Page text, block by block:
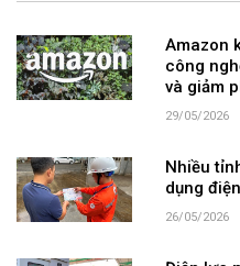
Amazon
công
và giảm
29/05/2026
Nhiều
dụng
26/05/2026